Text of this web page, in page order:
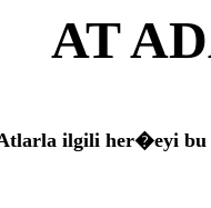
AT
ilgili her�eyi bu